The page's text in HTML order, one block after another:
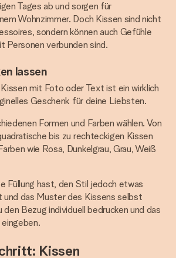
Tages ab und sorgen für
Wohnzimmer. Doch Kissen sind nicht
sondern können auch Gefühle
Personen verbunden sind.
lassen
mit Foto oder Text ist ein wirklich
Geschenk für deine Liebsten.
Formen und Farben wählen. Von
bis zu rechteckigen Kissen
wie Rosa, Dunkelgrau, Grau, Weiß
Füllung hast, den Stil jedoch etwas
und das Muster des Kissens selbst
Bezug individuell bedrucken und das
Kissen